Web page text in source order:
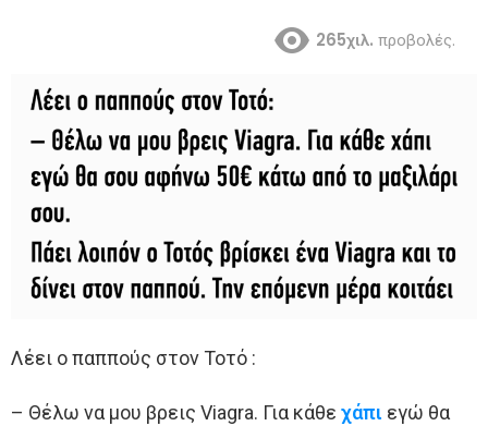
265χιλ. προβολές.
Λέει ο παππούς στον Τοτό :
– Θέλω να μου βρεις Viagra. Για κάθε χάπι εγώ θα